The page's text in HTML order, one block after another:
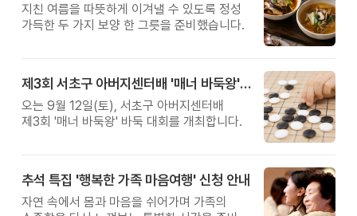
지친 여름을 따뜻하게 이겨낼 수 있도록 정성
가득한 두 가지 보양 한 그릇을 준비했습니다.
제3회 서초구 아버지센터배 '매너 바둑왕' 대회
오는 9월 12일(토), 서초구 아버지센터배
제3회 '매너 바둑왕' 바둑 대회를 개최합니다.
추석 특집 '행복한 가족 마음여행' 신청 안내
자연 속에서 몸과 마음을 쉬어가며 가족의